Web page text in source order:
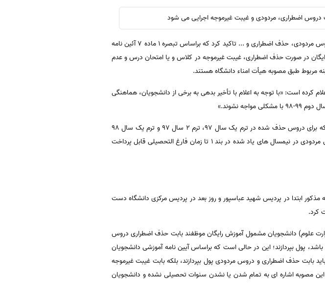
اضطراری، مردودی و غیبت غیرموجه اجرایی می شود
دانشگاه شهید بهشتی پس از اعتراض دانشجویان نسبت به اخذ وجه اضافی بابت دروس مردودی، حذف اضطراری و ... تاکید کرد که براساس تبصره ۱ ماده ۷ آئین نامه
دانشجویان مشمول آموزش رایگان در صورت حذف اضطراری، غیبت غیرموجه در کلاس و یا امتحان درس و عدم
طبق مصوبه هیأت امناء دانشگاه هستند.
کرده است: «با توجه به اعلام با تأخیر بدهی به برخی از دانشجویان، هماهنگی
نشوند.»
همچنین در جلسه ای که با رئیس دانشگاه شهیدبهشتی برگزار شد، مقرر شده است که برای دروس حذف شده در ترم یک سال ۹۷، ترم ۲ سال ۹۷ و ترم یک سال ۹۸
به عنوان حذف مجاز تلقی شده و هزینه ای به آن تعلق نگیرد. همچنین هزینه دروس مردودی در نیمسال های یاد شده در بند ۱ تا زمان فارغ التحصیلی قابل پرداخت
ابتدا در پردیس شهید عباسپور و روز بعد در پردیس مرکزی دانشگاه دست
کرد.
آیین نامه آموزشی دانشجویان ورودی ۹۳ به بعد (مصوبه ۱۶ اسفندماه ۹۳ وزارت علوم) دانشجویان مشمول آموزش رایگان موظفند بابت حذف اضطراری دروس
پول بپردازند؛ این در حالی است که براساس آیین نامه آموزشی دانشجویان
دانشجویان نه تنها باید بابت حذف اضطراری و دروس مردودی پول بپردازند، بلکه بابت غیبت غیرموجه
مصوبه اشاره ای به تمام شدن یا نشدن سنوات تحصیلی نشده و دانشجویان